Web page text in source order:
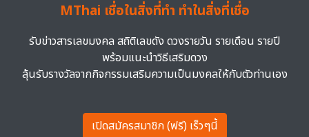
MThai เชื่อในสิ่งที่ทำ ทำในสิ่งที่เชื่อ
รับข่าวสารเลขมงคล สถิติเลขดัง ดวงรายวัน รายเดือน รายปี
พร้อมแนะนำวิธีเสริมดวง
ลุ้นรับรางวัลจากกิจกรรมเสริมความเป็นมงคลให้กับตัวท่านเอง
เปิดสมัครสมาชิก (ฟรี) เร็วๆนี้